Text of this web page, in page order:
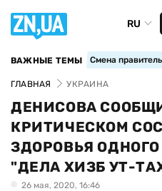
RU
ВАЖНЫЕ ТЕМЫ Смена
ГЛАВНАЯ УКРАИНА
ДЕНИСОВА
КРИТИЧЕСКОМ
ЗДОРОВЬЯ
"ДЕЛА ХИЗБ УТ-
26 мая, 2020, 16:46